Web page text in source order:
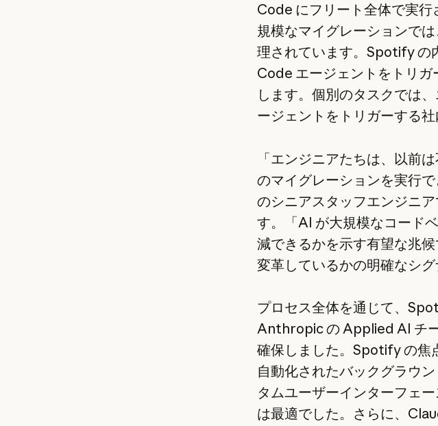
Code にフリート全体で実
規模なマイグレーションで
理されています。Spotify の
Code エージェントをトリ
します。個別のタスクでは
ージェントをトリガーする
「エンジニアたちは、以前
のマイグレーションを実行
のシニアスタッフエンジニ
す。「AI が大規模なコード
減できるかを示す有望な兆
変革しているかの明確なシグ
プロセス全体を通じて、
Anthropic の Applied AI チ
確保しました。Spotify の焦
自動化されたバックグラウ
タムユーザーインターフェ
は最適でした。さらに、